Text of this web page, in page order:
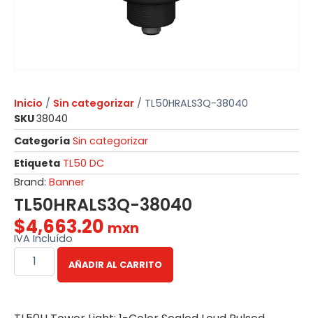
Inicio / Sin categorizar / TL50HRALS3Q-38040
SKU38040
Categoría Sin categorizar
Etiqueta TL50 DC
Brand: Banner
TL50HRALS3Q-38040
$4,663.20 mxn
IVA Incluído
AÑADIR AL CARRITO